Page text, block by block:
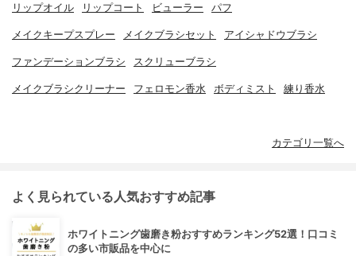
リップオイル リップコート ビューラー パフ
メイクキープスプレー メイクブラシセット アイシャドウブラシ
ファンデーションブラシ スクリューブラシ
メイクブラシクリーナー フェロモン香水 ボディミスト 練り香水
カテゴリ一覧へ
よく見られている人気おすすめ記事
ホワイトニング歯磨き粉おすすめランキング52選！口コミ
の多い市販品を中心に